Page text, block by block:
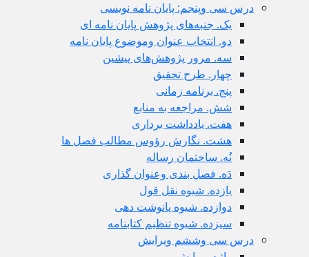
درس سی وپنجم: پایان نامه نویسی
یک. جنبه‌های پژوهش پایان نامه ای
دو. انتخاب عنوان وموضوع پایان نامه
سه. مرور پژوهش‌های پیشین
چهار. طرح تحقیق
پنج. برنامه زمانی
شش. مراجعه به منابع
هفت. یادداشت برداری
هشت. نگارش رؤوس مطالب فصل ها
نُه. ساختمان رساله
دَه. فصل بندی وعنوان گذاری
یازده. شیوه نقل قول
دوازده. شیوه پانوشت دهی
سیزده. شیوه تنظیم کتابنامه
درس سی وششم ویرایش